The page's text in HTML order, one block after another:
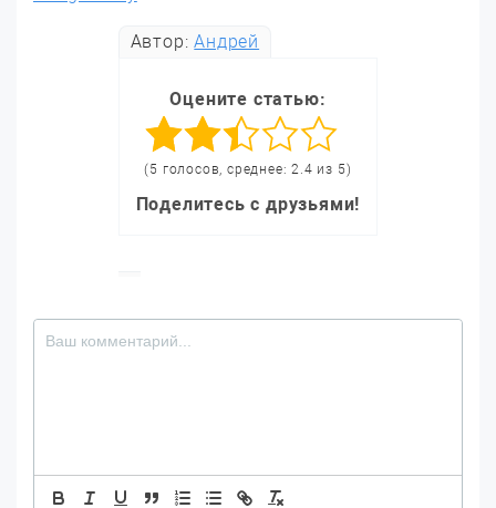
Автор:Андрей
Оцените статью:
(5 голосов, среднее: 2.4 из 5)
Поделитесь с друзьями!